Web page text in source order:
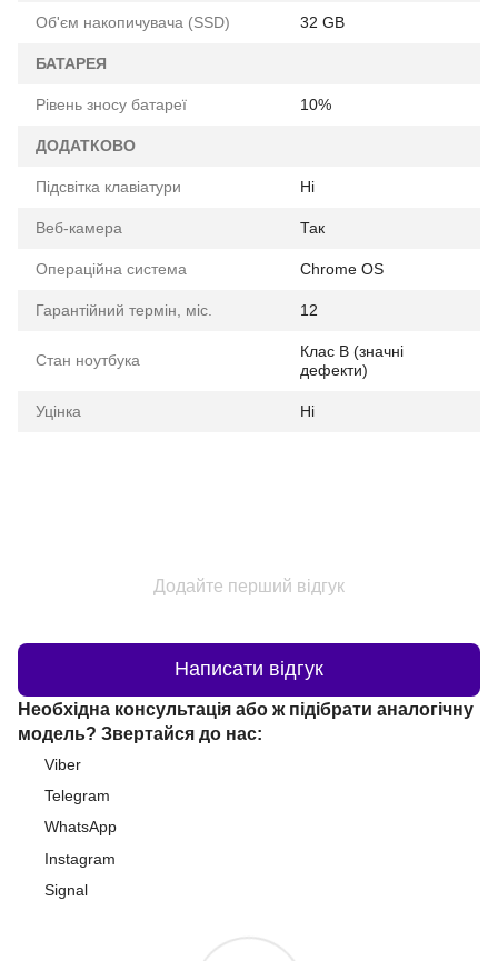
Об'єм накопичувача (SSD) 32 GB
БАТАРЕЯ
Рівень зносу батареї 10%
ДОДАТКОВО
Підсвітка клавіатури Ні
Веб-камера Так
Операційна система Chrome OS
Гарантійний термін, міс. 12
Стан ноутбука
Клас B (значні
дефекти)
Уцінка Ні
Додайте перший відгук
Написати відгук
Необхідна консультація або ж підібрати аналогічну
модель? Звертайся до нас:
Viber
Telegram
WhatsApp
Instagram
Signal